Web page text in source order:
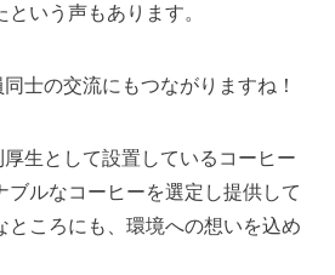
いう声もあります。
士の交流にもつながりますね！
厚生として設置しているコーヒー
ブルなコーヒーを選定し提供して
ところにも、環境への想いを込め